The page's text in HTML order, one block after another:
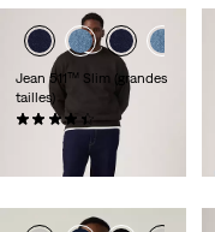
Jean 511™ Slim (grandes
tailles)
(69)
110,00 €